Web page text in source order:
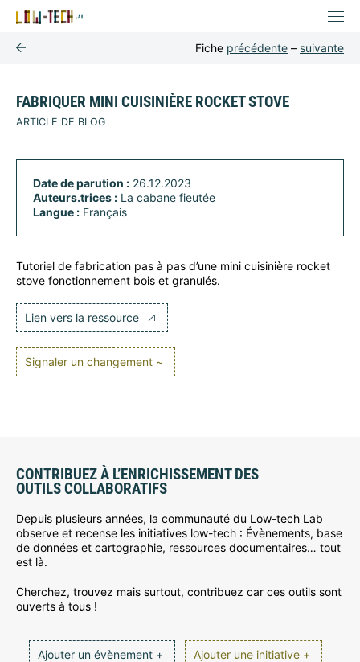
Fiche précédente – suivante
FABRIQUER MINI CUISINIÈRE ROCKET STOVE
ARTICLE DE BLOG
Date de parution : 26.12.2023
Auteurs.trices : La cabane fieutée
Langue : Français
Tutoriel de fabrication pas à pas d’une mini cuisinière rocket
stove fonctionnement bois et granulés.
Lien vers la ressource
Signaler un changement ~
CONTRIBUEZ À L’ENRICHISSEMENT DES
OUTILS COLLABORATIFS
Depuis plusieurs années, la communauté du Low-tech Lab
observe et recense les initiatives low-tech : Évènements, base
de données et cartographie, ressources documentaires… tout
est là.
Cherchez, trouvez mais surtout, contribuez car ces outils sont
ouverts à tous !
Ajouter un évènement + Ajouter une initiative +